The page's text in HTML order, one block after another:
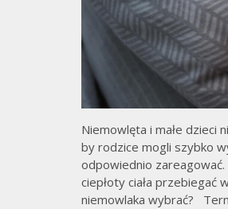
Niemowlęta i małe dzieci
by rodzice mogli szybko
odpowiednio
ciepłoty ciała
niemowlaka wybrać?